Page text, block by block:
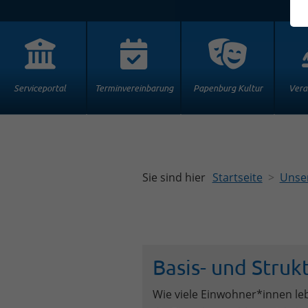
Serviceportal Terminvereinbarung Papenburg Kultur
Sie sind hier Startseite
Basis- und
Wie viele Einwohner*innen